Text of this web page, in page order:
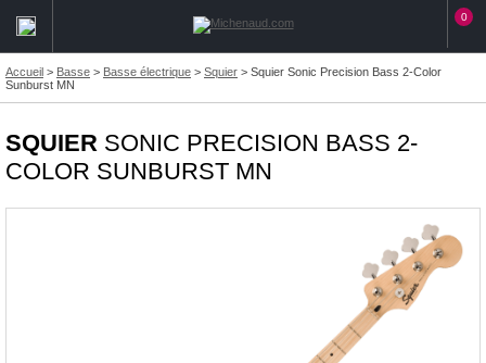
0
Accueil > Basse > Basse électrique > Squier > Squier Sonic Precision Bass 2-Color
Sunburst MN
SQUIER SONIC PRECISION BASS 2-
COLOR SUNBURST MN